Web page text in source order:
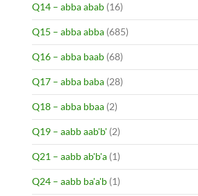
Q14 – abba abab (16)
Q15 – abba abba (685)
Q16 – abba baab (68)
Q17 – abba baba (28)
Q18 – abba bbaa (2)
Q19 – aabb aab'b' (2)
Q21 – aabb ab'b'a (1)
Q24 – aabb ba'a'b (1)